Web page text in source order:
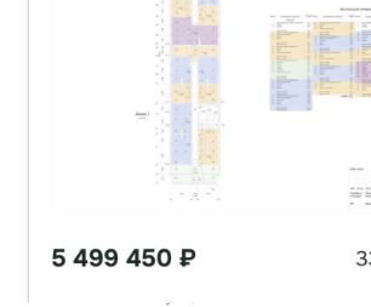
1 ком. квартира, 33м², этаж
Ступино, Приокский пер., 9, к 1
5,499,450₽
Детали